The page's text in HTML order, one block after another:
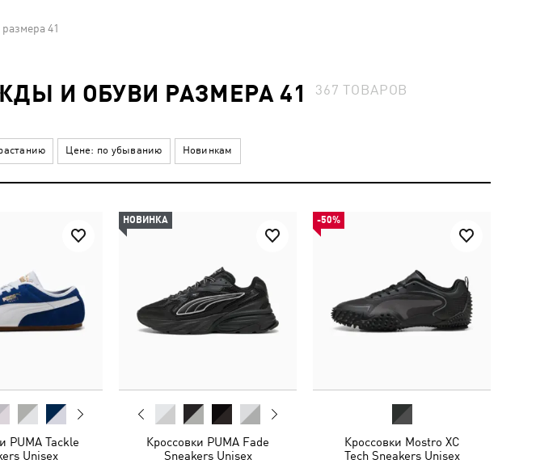
41
И ОБУВИ РАЗМЕРА 41 367ТОВАРОВ
Цене: по убыванию Новинкам
PUMA Tackle
Unisex
НОВИНКА
Кроссовки PUMA Fade
Sneakers Unisex
-50%
Кроссовки Mostro XC
Tech Sneakers Unisex